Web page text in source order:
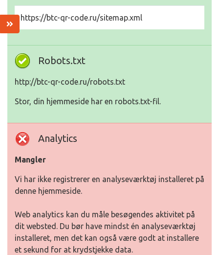
https://btc-qr-code.ru/sitemap.xml
Robots.txt
http://btc-qr-code.ru/robots.txt
Stor, din hjemmeside har en robots.txt-fil.
Analytics
Mangler
Vi har ikke registrerer en analyseværktøj installeret på
denne hjemmeside.
Web analytics kan du måle besøgendes aktivitet på
dit websted. Du bør have mindst én analyseværktøj
installeret, men det kan også være godt at installere
et sekund for at krydstjekke data.